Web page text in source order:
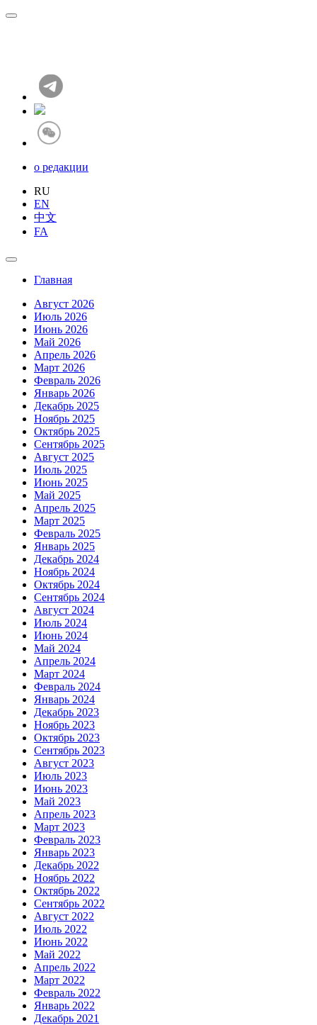
о редакции
RU
EN
中文
FA
Главная
Август 2026
Июль 2026
Июнь 2026
Май 2026
Апрель 2026
Март 2026
Февраль 2026
Январь 2026
Декабрь 2025
Ноябрь 2025
Октябрь 2025
Сентябрь 2025
Август 2025
Июль 2025
Июнь 2025
Май 2025
Апрель 2025
Март 2025
Февраль 2025
Январь 2025
Декабрь 2024
Ноябрь 2024
Октябрь 2024
Сентябрь 2024
Август 2024
Июль 2024
Июнь 2024
Май 2024
Апрель 2024
Март 2024
Февраль 2024
Январь 2024
Декабрь 2023
Ноябрь 2023
Октябрь 2023
Сентябрь 2023
Август 2023
Июль 2023
Июнь 2023
Май 2023
Апрель 2023
Март 2023
Февраль 2023
Январь 2023
Декабрь 2022
Ноябрь 2022
Октябрь 2022
Сентябрь 2022
Август 2022
Июль 2022
Июнь 2022
Май 2022
Апрель 2022
Март 2022
Февраль 2022
Январь 2022
Декабрь 2021